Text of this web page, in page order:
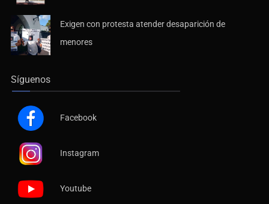
Exigen con protesta atender desaparición de
menores
Síguenos
Facebook
Instagram
Youtube